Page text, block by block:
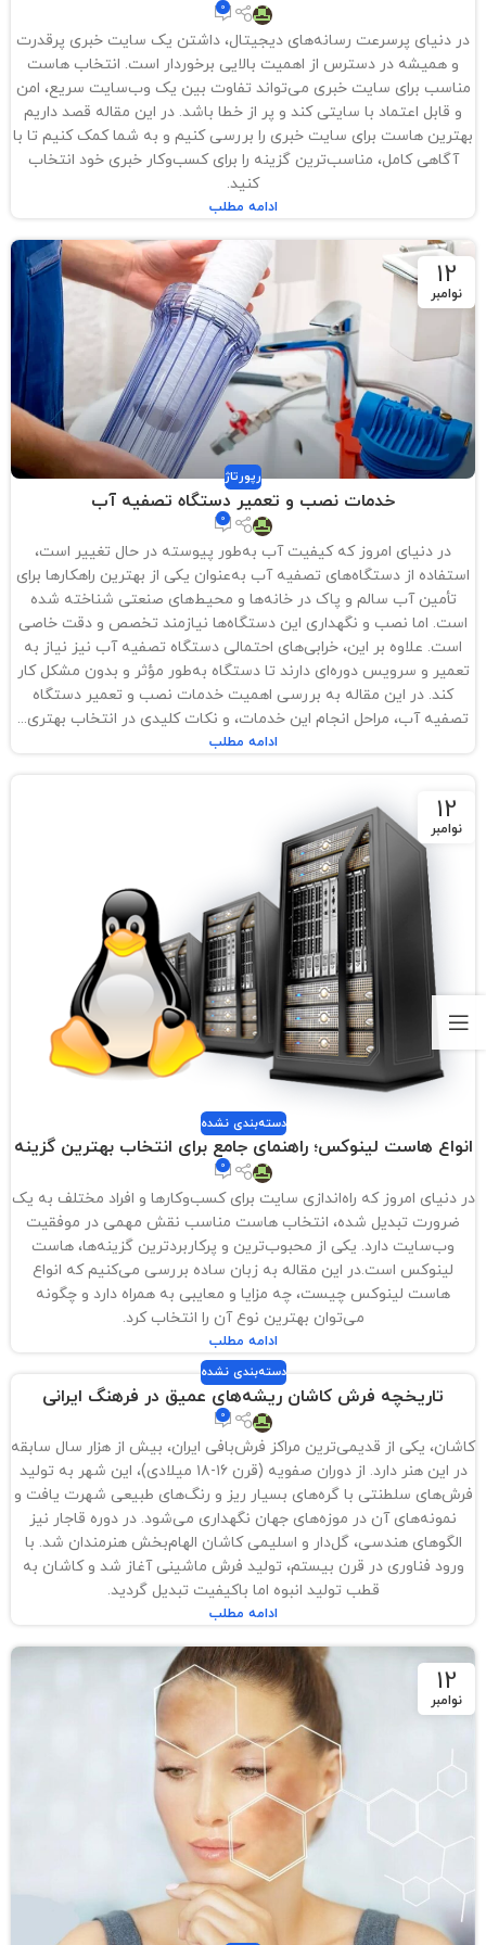
0
در دنیای پرسرعت رسانه‌های دیجیتال، داشتن یک سایت خبری پرقدرت
و همیشه در دسترس از اهمیت بالایی برخوردار است. انتخاب هاست
مناسب برای سایت خبری می‌تواند تفاوت بین یک وب‌سایت سریع، امن
و قابل اعتماد با سایتی کند و پر از خطا باشد. در این مقاله قصد داریم
بهترین هاست برای سایت‌ خبری را بررسی کنیم و به شما کمک کنیم تا با
آگاهی کامل، مناسب‌ترین گزینه را برای کسب‌و‌کار خبری خود انتخاب
کنید.
ادامه مطلب
12
نوامبر
رپورتاژ
خدمات نصب و تعمیر دستگاه تصفیه آب
0
در دنیای امروز که کیفیت آب به‌طور پیوسته در حال تغییر است،
استفاده از دستگاه‌های تصفیه آب به‌عنوان یکی از بهترین راهکارها برای
تأمین آب سالم و پاک در خانه‌ها و محیط‌های صنعتی شناخته شده
است. اما نصب و نگهداری این دستگاه‌ها نیازمند تخصص و دقت خاصی
است. علاوه بر این، خرابی‌های احتمالی دستگاه تصفیه آب نیز نیاز به
تعمیر و سرویس دوره‌ای دارند تا دستگاه به‌طور مؤثر و بدون مشکل کار
کند. در این مقاله به بررسی اهمیت خدمات نصب و تعمیر دستگاه
تصفیه آب، مراحل انجام این خدمات، و نکات کلیدی در انتخاب بهتری...
ادامه مطلب
12
نوامبر
دسته‌بندی نشده
انواع هاست لینوکس؛ راهنمای جامع برای انتخاب بهترین گزینه
0
در دنیای امروز که راه‌اندازی سایت برای کسب‌وکارها و افراد مختلف به یک
ضرورت تبدیل شده، انتخاب هاست مناسب نقش مهمی در موفقیت
وب‌سایت دارد. یکی از محبوب‌ترین و پرکاربردترین گزینه‌ها، هاست
لینوکس است.در این مقاله به زبان ساده بررسی می‌کنیم که انواع
هاست لینوکس چیست، چه مزایا و معایبی به همراه دارد و چگونه
می‌توان بهترین نوع آن را انتخاب کرد.
ادامه مطلب
دسته‌بندی نشده
تاریخچه فرش کاشان ریشه‌های عمیق در فرهنگ ایرانی
0
کاشان، یکی از قدیمی‌ترین مراکز فرش‌بافی ایران، بیش از هزار سال سابقه
در این هنر دارد. از دوران صفویه (قرن ۱۶-۱۸ میلادی)، این شهر به تولید
فرش‌های سلطنتی با گره‌های بسیار ریز و رنگ‌های طبیعی شهرت یافت و
نمونه‌های آن در موزه‌های جهان نگهداری می‌شود. در دوره قاجار نیز
الگوهای هندسی، گل‌دار و اسلیمی کاشان الهام‌بخش هنرمندان شد. با
ورود فناوری در قرن بیستم، تولید فرش ماشینی آغاز شد و کاشان به
قطب تولید انبوه اما باکیفیت تبدیل گردید.
ادامه مطلب
12
نوامبر